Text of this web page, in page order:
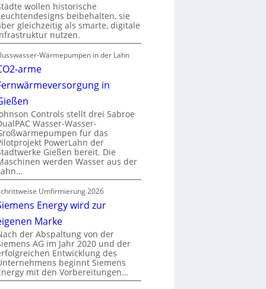
wollen historische
beibehalten, sie
gleichzeitig als smarte, digitale
nutzen.
Wärmepumpen in der Lahn
arme
in
Controls stellt drei Sabroe
Wasser-Wasser-
für das
PowerLahn der
Gießen bereit. Die
werden Wasser aus der
Umfirmierung 2026
Energy wird zur
Marke
der Abspaltung von der
AG im Jahr 2020 und der
Entwicklung des
beginnt Siemens
mit den Vorbereitungen…